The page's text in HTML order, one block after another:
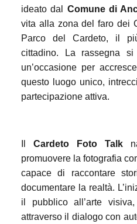
ideato dal Comune di
vita alla zona del faro dei
Parco del Cardeto, il
cittadino. La rassegna
un’occasione per
questo luogo unico,
partecipazione attiva.
Cardeto Foto Talk
promuovere la fotografia
capace di raccontare
documentare la realtà.
il pubblico all’arte
attraverso il dialogo con